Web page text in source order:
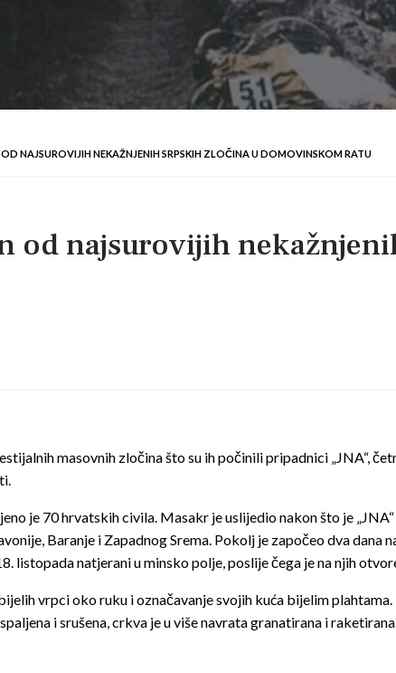
NAJSUROVIJIH NEKAŽNJENIH SRPSKIH ZLOČINA U DOMOVINSKOM RATU
od najsurovijih
masovnih zločina što su ih počinili pripadnici „JNA“,
je 70 hrvatskih civila. Masakr je uslijedio nakon što je
Baranje i Zapadnog Srema. Pokolj je započeo dva
listopada natjerani u minsko polje, poslije čega je na njih
vrpci oko ruku i označavanje svojih kuća bijelim
i srušena, crkva je u više navrata granatirana i